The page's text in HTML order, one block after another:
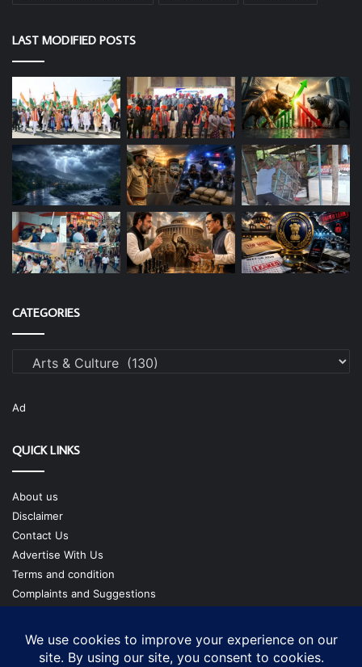
LAST MODIFIED POSTS
CATEGORIES
Categories
Ad
QUICK LINKS
About us
Disclaimer
Contact Us
Advertise With Us
Terms and condition
Complaints and Suggestions
Our Team